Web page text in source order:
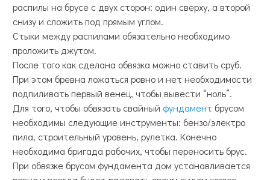
распилы на брусе с двух сторон: один сверху, а второй
снизу и сложить под прямым углом.
Стыки между распилами обязательно необходимо
проложить джутом.
После того как сделана обвязка можно ставить сруб.
При этом бревна ложаться ровно и нет необходимости
подпиливать первый венец, чтобы вывести “ноль”.
Для того, чтобы обвязать свайный фундамент брусом
необходимы следующие инструменты: бензо/электро
пила, строительный уровень, рулетка. Конечно
необходима бригада рабочих, чтобы переносить брус.
При обвязке брусом фундамента дом устанавливается